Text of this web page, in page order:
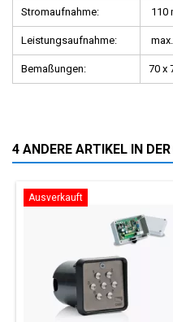
Stromaufnahme: 110
Leistungsaufnahme:
Bemaßungen: 70 x
4 ANDERE ARTIKEL IN
Ausverkauft